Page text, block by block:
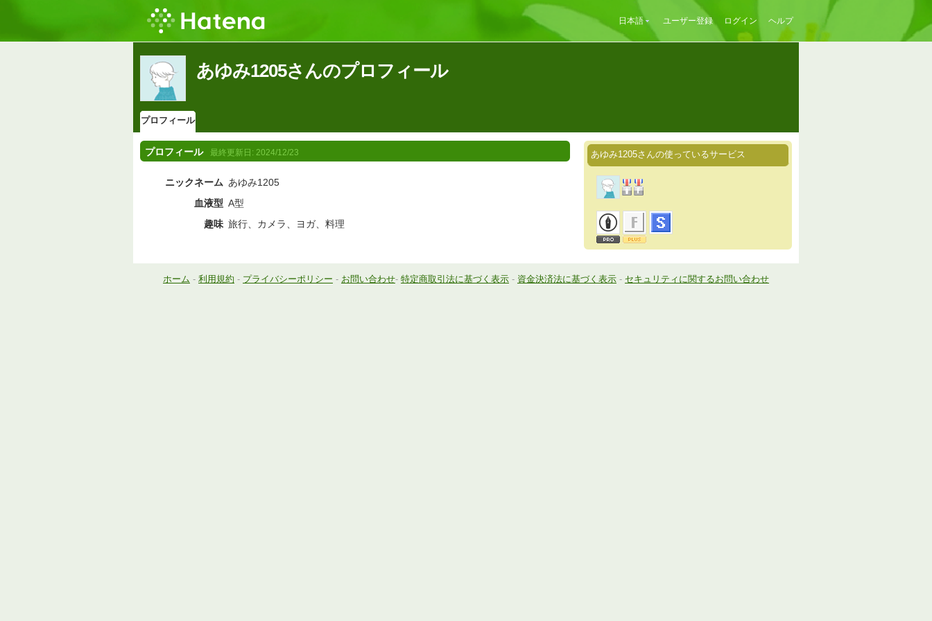
日本語 ユーザー登録 ログイン ヘルプ
あゆみ1205さんのプロフィール
プロフィール
プロフィール 最終更新日: 2024/12/23
ニックネーム あゆみ1205
血液型 A型
趣味 旅行、カメラ、ヨガ、料理
あゆみ1205さんの使っているサービス
ホーム - 利用規約 - プライバシーポリシー - お問い合わせ- 特定商取引法に基づく表示 - 資金決済法に基づく表示 - セキュリティに関するお問い合わせ